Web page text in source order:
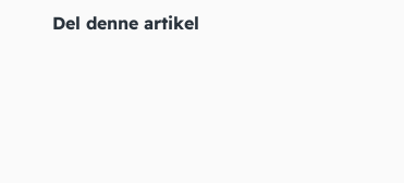
Del denne artikel